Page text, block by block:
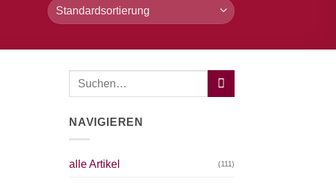
NAVIGIEREN
alle Artikel (111)